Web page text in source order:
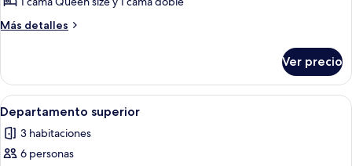
Departamento
Más detalles
Más
Grand
Ver precio
Abrir
todas
las
fotos
Habitación de hotel ordenada con
13
Departamento superior
3 habitaciones
6 personas